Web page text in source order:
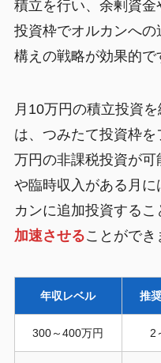
積立を行い、余剰資
投資枠でオルカンへ
構えの戦略が効果的で
月10万円の積立投資
は、つみたて投資枠
万円の非課税投資が
や臨時収入がある月
カンに追加投資するこ
加速させることができ
年収レベル 推
300～400万円 2